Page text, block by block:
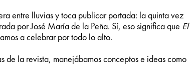
entre lluvias y toca publicar portada: la quinta vez
por José María de la Peña. Sí, eso significa que El
a celebrar por todo lo alto.
de la revista, manejábamos conceptos e ideas como